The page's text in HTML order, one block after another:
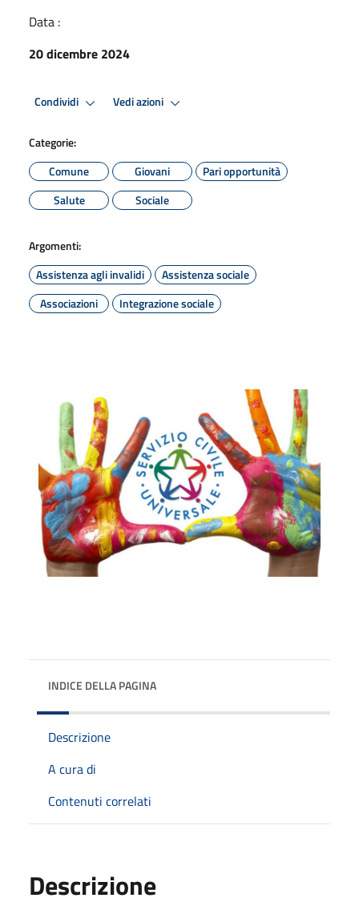
Data :
20 dicembre 2024
Condividi Vedi azioni
Categorie:
Comune
Giovani
Pari opportunità
Salute
Sociale
Argomenti:
Assistenza agli invalidi
Assistenza sociale
Associazioni
Integrazione sociale
INDICE DELLA PAGINA
Descrizione
A cura di
Contenuti correlati
Descrizione